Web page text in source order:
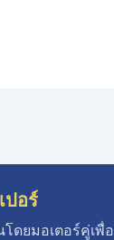
ปอร์
ดยมอเตอร์คู่เพื่อ